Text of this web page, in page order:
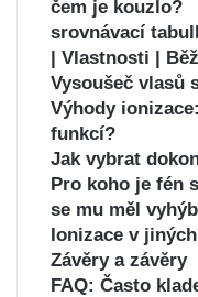
čem je kouzlo?
srovnávací
| Vlastnosti |
Vysoušeč vlasů
Výhody
funkcí?
Jak vybrat
Pro koho je fén
se mu měl
Ionizace v
Závěry a závěry
FAQ: Často